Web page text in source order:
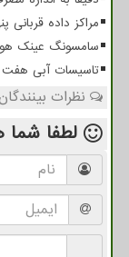
مراکز داده قربانی
سامسونگ عینک
تاسیسات آبی
نظرات
لطفا شما